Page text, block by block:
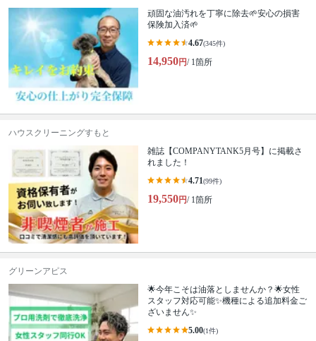
頑固な油汚れを丁寧に除去🌱安心の損害
保険加入済🌱
4.67(345件)
14,950円/ 1箇所
ハウスクリーニングすもと
雑誌【COMPANYTANK5月号】に掲載さ
れました！
4.71(99件)
19,550円/ 1箇所
グリーンアピス
🌟今年こそは油落としませんか？🌟女性
スタッフ対応可能✨機種による追加料金ご
ざいません✨
5.00(1件)